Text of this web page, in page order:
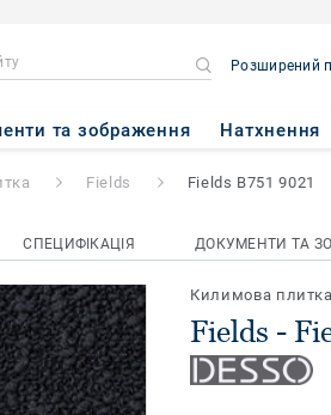
Розширений
та зображення Натхнення
9021
Fields Fields B751 9021
СПЕЦИФІКАЦІЯ ДОКУМЕНТИ ТА
Килимова плитка
Fields -